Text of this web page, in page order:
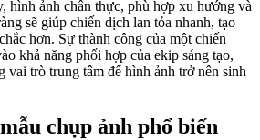
hình ảnh chân thực, phù hợp xu hướng và
sẽ giúp chiến dịch lan tỏa nhanh, tạo
hơn. Sự thành công của một chiến
khả năng phối hợp của ekip sáng tạo,
vai trò trung tâm để hình ảnh trở nên sinh
chụp ảnh phổ biến